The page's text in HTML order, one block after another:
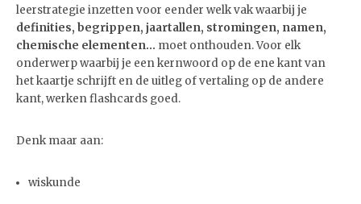
leerstrategie inzetten voor eender welk vak waarbij je
definities, begrippen, jaartallen, stromingen, namen,
chemische elementen... moet onthouden. Voor elk
onderwerp waarbij je een kernwoord op de ene kant van
het kaartje schrijft en de uitleg of vertaling op de andere
kant, werken flashcards goed.
Denk maar aan:
wiskunde